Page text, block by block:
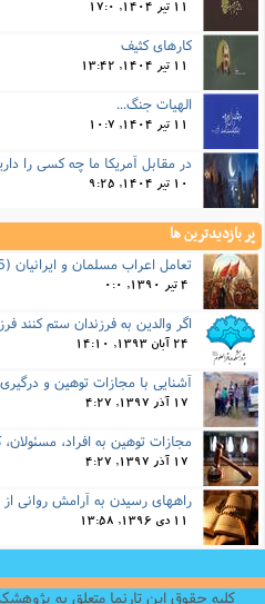
11 تیر 1404, 17:0
کارهای کثیف
11 تیر 1404, 13:42
الهیات جنگ...
11 تیر 1404, 10:7
در مقابل آمریکا ما چه کسی را
10 تیر 1404, 9:25
پر بازدیدترین ها
4 تیر 1390, 0:0
24 آبان 1393, 14:10
آشنایی با مجازات توهین و درگیری
17 آذر 1397, 4:27
17 آذر 1397, 4:27
راههای رسیدن به آرامش روانی از
11 دی 1396, 13:58
کلیه حقوق این تارنما متعلق به